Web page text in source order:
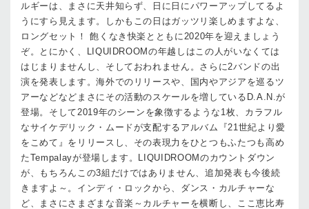
ルギーは、まさに天井知らず、日に日にパワーアップしてるよ
うにすら見えます。しかもこの日はガッツリ楽しめますよな、
ロングセット！ 飽くなき快楽とともに2020年を迎えましょう
ぞ。とにかく、LIQUIDROOMの年越しはこの人がいなくては
はじまりませんし、そしておわれません。さらに2バンドの出
演を発表します。海外でのリリースや、国内やアジアを巡るツ
アーなどなどまさにその活動のスケールを増しているD.A.N.が
登場。そして2019年のシーンを象徴するような1枚、カラフル
なサイケデリック・ムードが支配するアルバム『21世紀より愛
をこめて』をリリースし、その表現力をひとつもふたつも高め
たTempalayが登場します。LIQUIDROOMのカウントダウン
が、もちろんこの3組だけではありません、追加発表も今後続
きますよ～。インディ・ロックから、ダンス・カルチャーな
ど、まさにさまざまな音楽～カルチャーを横断し、ここ恵比寿